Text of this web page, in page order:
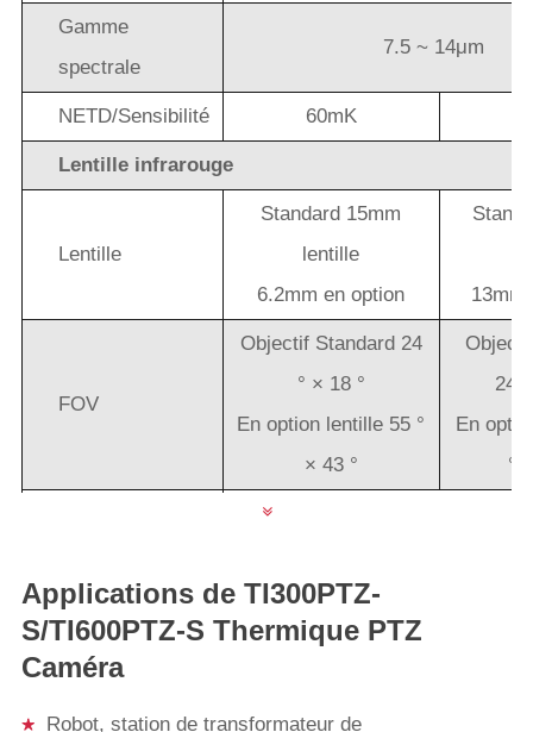
Gamme
spectrale
7.5 ~ 14μm
NETD/Sensibilité 60mK
Lentille infrarouge
Lentille
Standard 15mm
lentille
6.2mm en option
13mm
FOV
Objectif Standard 24
° × 18 °
En option lentille 55 °
× 43 °
24
En
°
l'imagerie
CVI 1.13mrad 2.74mrad
Applications de TI300PTZ-
S/TI600PTZ-S Thermique PTZ
Caméra
Robot, station de transformateur de